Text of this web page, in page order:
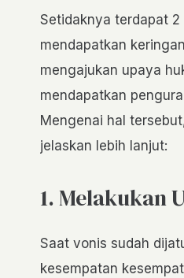
Setidaknya terdapat
mendapatkan
mengajukan upaya
mendapatkan
Mengenai hal
jelaskan lebih lanjut:
1. Melakukan
Saat vonis sudah
kesempatan